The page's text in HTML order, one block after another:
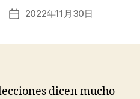
Fecha2022年11月30日
dicen mucho